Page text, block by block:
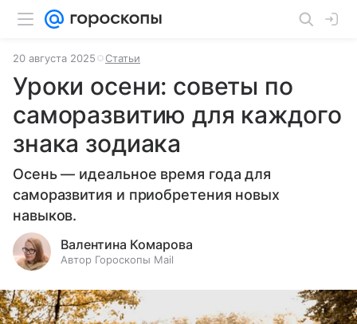
20 августа 2025 Статьи
Уроки осени: советы по
саморазвитию для каждого
знака зодиака
Осень — идеальное время года для
саморазвития и приобретения новых
навыков.
Валентина Комарова
Автор Гороскопы Mail